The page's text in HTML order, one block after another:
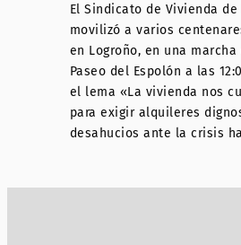
El Sindicato de Vivienda de
movilizó a varios
en Logroño, en una
Paseo del Espolón a las
el lema «La vivienda nos
para exigir alquileres
desahucios ante la crisis